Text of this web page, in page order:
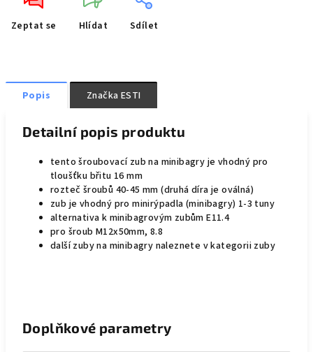
Zeptat se Hlídat Sdílet
Popis Značka ESTI
Detailní popis produktu
tento šroubovací zub na minibagry je vhodný pro
tloušťku břitu 16 mm
rozteč šroubů 40-45 mm (druhá díra je oválná)
zub je vhodný pro minirýpadla (minibagry) 1-3 tuny
alternativa k minibagrovým zubům E11.4
pro šroub M12x50mm, 8.8
další zuby na minibagry naleznete v kategorii zuby
Doplňkové parametry